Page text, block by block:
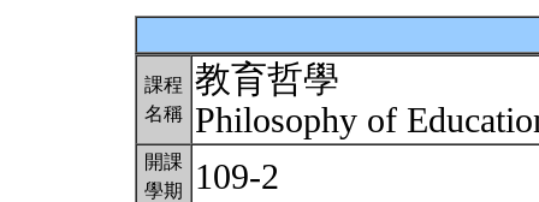
課程
名稱
教育哲學
Philosophy of
開課
學期
109-2